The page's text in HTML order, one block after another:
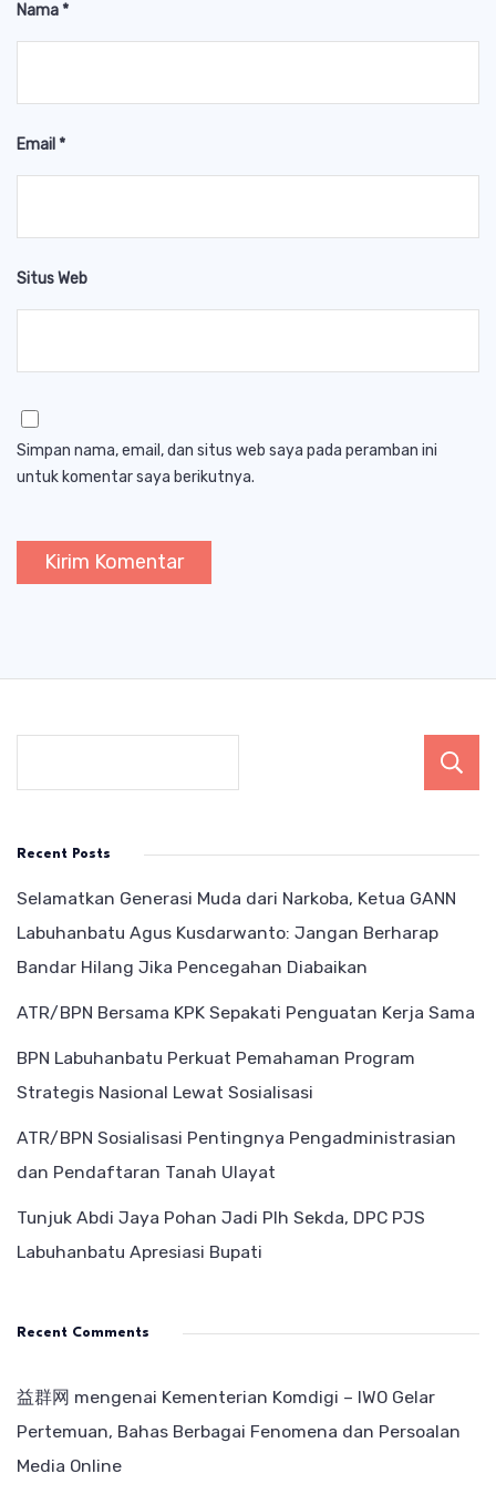
Nama*
Email *
Situs Web
Simpan nama, email, dan situs web saya pada peramban ini
untuk komentar saya berikutnya.
Recent Posts
Selamatkan Generasi Muda dari Narkoba, Ketua GANN
Labuhanbatu Agus Kusdarwanto: Jangan Berharap
Bandar Hilang Jika Pencegahan Diabaikan
ATR/BPN Bersama KPK Sepakati Penguatan Kerja Sama
BPN Labuhanbatu Perkuat Pemahaman Program
Strategis Nasional Lewat Sosialisasi
ATR/BPN Sosialisasi Pentingnya Pengadministrasian
dan Pendaftaran Tanah Ulayat
Tunjuk Abdi Jaya Pohan Jadi Plh Sekda, DPC PJS
Labuhanbatu Apresiasi Bupati
Recent Comments
益群网 mengenai Kementerian Komdigi – IWO Gelar
Pertemuan, Bahas Berbagai Fenomena dan Persoalan
Media Online